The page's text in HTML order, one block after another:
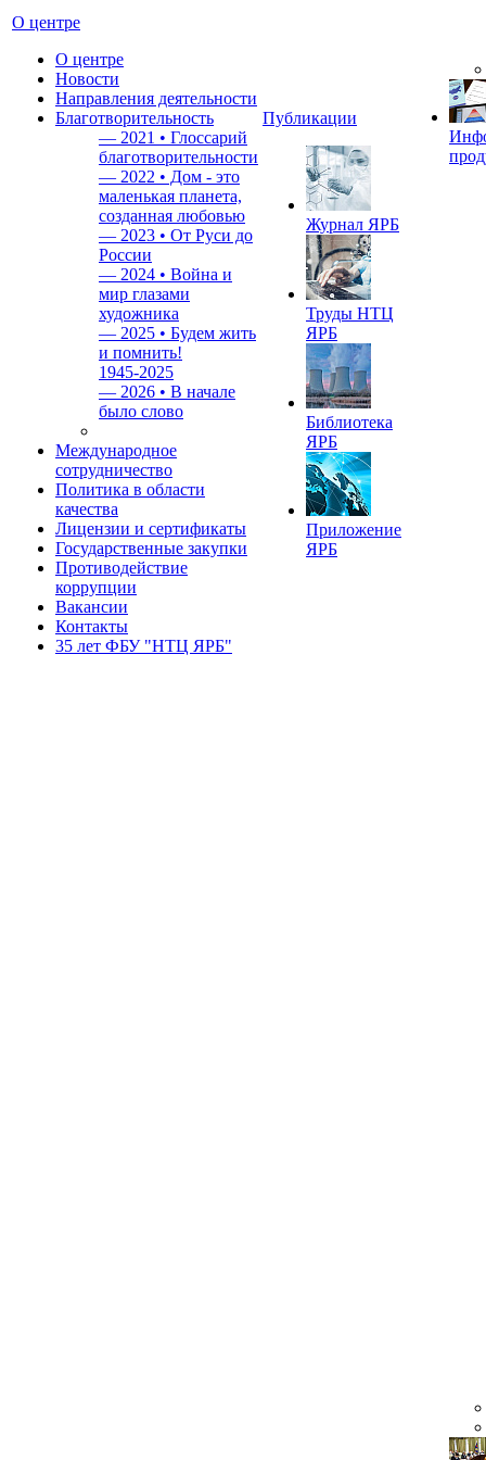
О центре
О центре
Новости
Направления деятельности
Благотворительность
— 2021 • Глоссарий
благотворительности
— 2022 • Дом - это
маленькая планета,
созданная любовью
— 2023 • От Руси до
России
— 2024 • Война и
мир глазами
художника
— 2025 • Будем жить
и помнить!
1945-2025
— 2026 • В начале
было слово
Международное
сотрудничество
Политика в области
качества
Лицензии и сертификаты
Государственные закупки
Противодействие
коррупции
Вакансии
Контакты
35 лет ФБУ "НТЦ ЯРБ"
Публикации
Журнал ЯРБ
Труды НТЦ
ЯРБ
Библиотека
ЯРБ
Приложение
ЯРБ